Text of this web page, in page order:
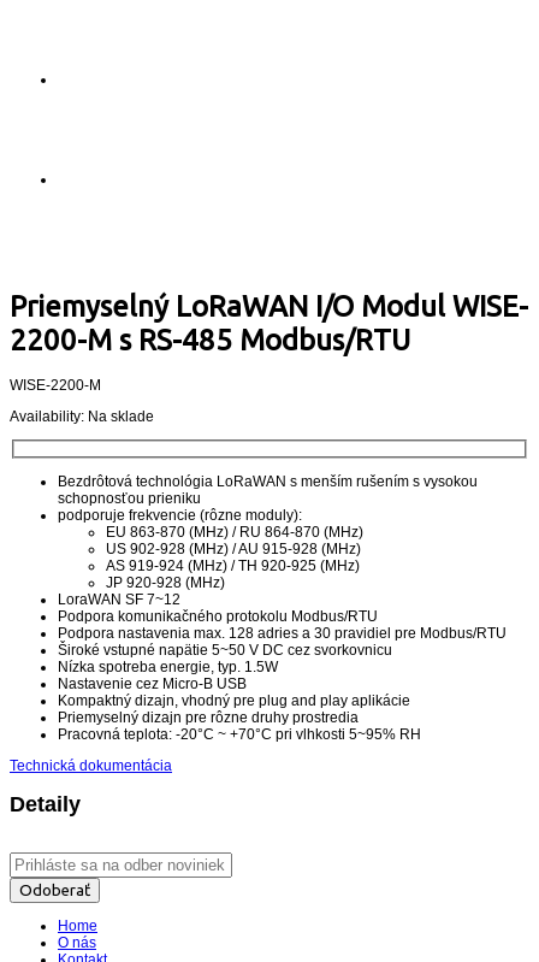
Priemyselný LoRaWAN I/O Modul WISE-
2200-M s RS-485 Modbus/RTU
WISE-2200-M
Availability: Na sklade
Bezdrôtová technológia LoRaWAN s menším rušením s vysokou
schopnosťou prieniku
podporuje frekvencie (rôzne moduly):
EU 863-870 (MHz) / RU 864-870 (MHz)
US 902-928 (MHz) / AU 915-928 (MHz)
AS 919-924 (MHz) / TH 920-925 (MHz)
JP 920-928 (MHz)
LoraWAN SF 7~12
Podpora komunikačného protokolu Modbus/RTU
Podpora nastavenia max. 128 adries a 30 pravidiel pre Modbus/RTU
Široké vstupné napätie 5~50 V DC cez svorkovnicu
Nízka spotreba energie, typ. 1.5W
Nastavenie cez Micro-B USB
Kompaktný dizajn, vhodný pre plug and play aplikácie
Priemyselný dizajn pre rôzne druhy prostredia
Pracovná teplota: -20°C ~ +70°C pri vlhkosti 5~95% RH
Technická dokumentácia
Detaily
Odoberať
Home
O nás